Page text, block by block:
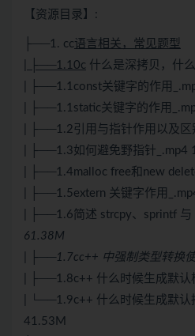
【资源目录】:
├──1. cc语言相关，常见题型
| ├──1.10c 什么是深拷贝，什
| ├──1.1const关键字的作用
| ├──1.1static关键字的作用
| ├──1.2引用与指针作用以及区
| ├──1.3如何避免野指针_.mp4
| ├──1.4malloc free和new
| ├──1.5extern 关键字作用
| ├──1.6简述 strcpy、sprintf 与
61.38M
| ├──1.7cc++ 中强制类型转换
| ├──1.8c++ 什么时候生成默认
| └──1.9c++ 什么时候生成默认
41.53M